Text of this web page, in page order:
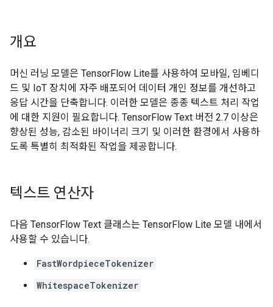
개요
머신 러닝 모델은 TensorFlow Lite를 사용하여 모바일, 임베디
드 및 IoT 장치에 자주 배포되어 데이터 개인 정보를 개선하고
응답 시간을 단축합니다. 이러한 모델은 종종 텍스트 처리 작업
에 대한 지원이 필요합니다. TensorFlow Text 버전 2.7 이상은
향상된 성능, 감소된 바이너리 크기 및 이러한 환경에서 사용하
도록 특별히 최적화된 작업을 제공합니다.
텍스트 연산자
다음 TensorFlow Text 클래스는 TensorFlow Lite 모델 내에서
사용할 수 있습니다.
FastWordpieceTokenizer
WhitespaceTokenizer